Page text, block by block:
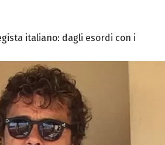
italiano: dagli esordi con i